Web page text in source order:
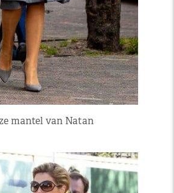
mantel van Natan